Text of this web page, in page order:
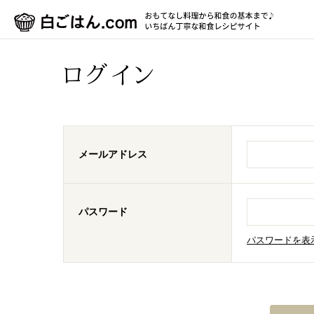
ログイン
メールアドレス
パスワード
パスワードを表